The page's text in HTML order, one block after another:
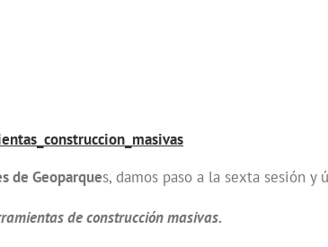
de Geoparques, damos paso a la sexta sesión y
de construcción masivas.